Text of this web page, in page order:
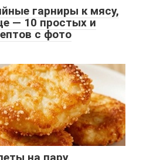
гарниры к мясу,
— 10 простых и
с фото